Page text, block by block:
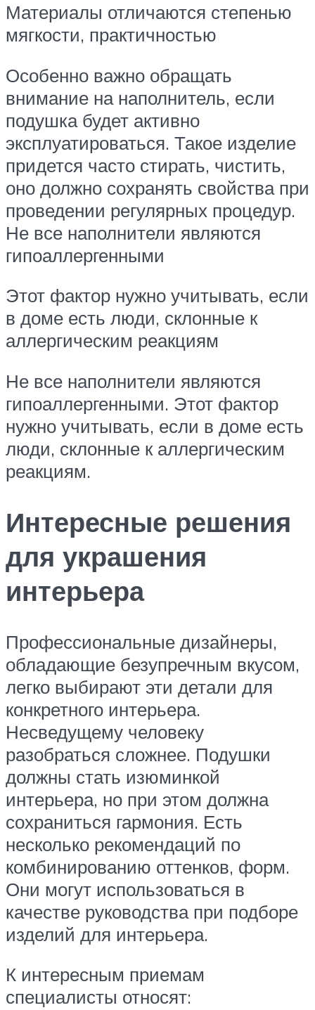
Материалы отличаются степенью
мягкости, практичностью
Особенно важно обращать
внимание на наполнитель, если
подушка будет активно
эксплуатироваться. Такое изделие
придется часто стирать, чистить,
оно должно сохранять свойства при
проведении регулярных процедур.
Не все наполнители являются
гипоаллергенными
Этот фактор нужно учитывать, если
в доме есть люди, склонные к
аллергическим реакциям
Не все наполнители являются
гипоаллергенными. Этот фактор
нужно учитывать, если в доме есть
люди, склонные к аллергическим
реакциям.
Интересные решения
для украшения
интерьера
Профессиональные дизайнеры,
обладающие безупречным вкусом,
легко выбирают эти детали для
конкретного интерьера.
Несведущему человеку
разобраться сложнее. Подушки
должны стать изюминкой
интерьера, но при этом должна
сохраниться гармония. Есть
несколько рекомендаций по
комбинированию оттенков, форм.
Они могут использоваться в
качестве руководства при подборе
изделий для интерьера.
К интересным приемам
специалисты относят: